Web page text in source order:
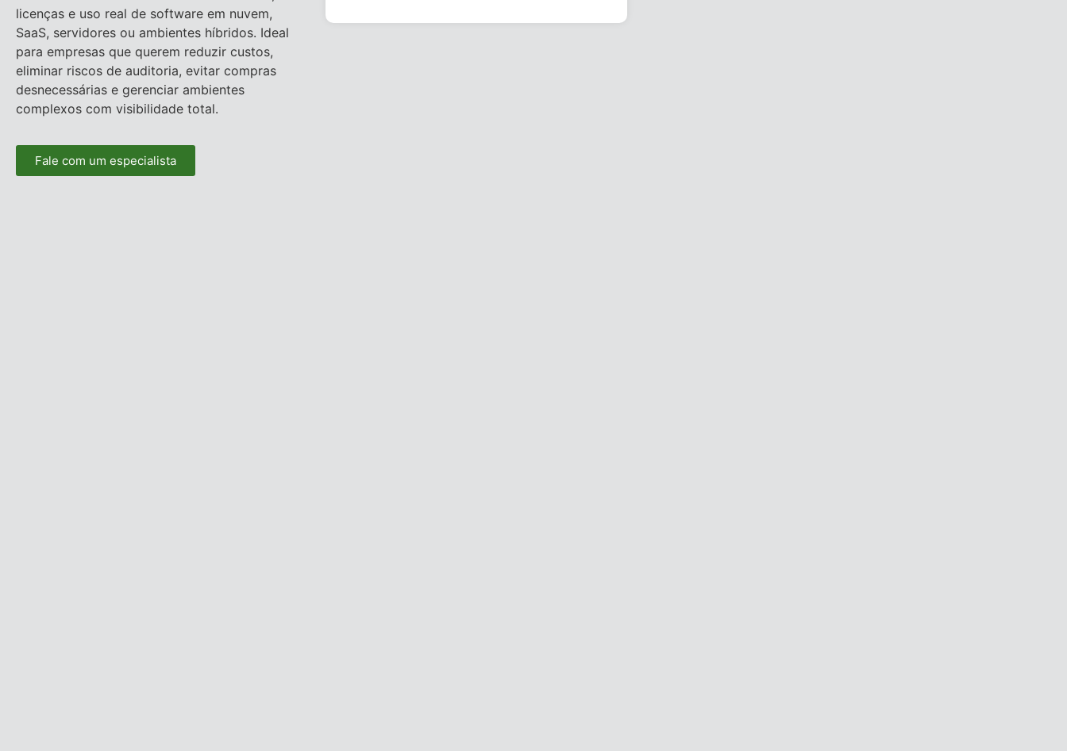
licenças e uso real de software em nuvem,
SaaS, servidores ou ambientes híbridos. Ideal
para empresas que querem reduzir custos,
eliminar riscos de auditoria, evitar compras
desnecessárias e gerenciar ambientes
complexos com visibilidade total.
Fale com um especialista